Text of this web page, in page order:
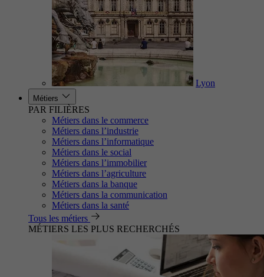
Lyon
Métiers
PAR FILIÈRES
Métiers dans le commerce
Métiers dans l’industrie
Métiers dans l’informatique
Métiers dans le social
Métiers dans l’immobilier
Métiers dans l’agriculture
Métiers dans la banque
Métiers dans la communication
Métiers dans la santé
Tous les métiers
MÉTIERS LES PLUS RECHERCHÉS